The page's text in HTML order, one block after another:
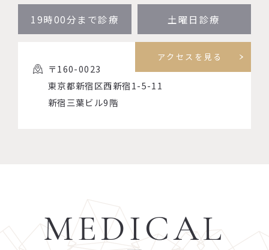
19時00分まで診療 土曜日診療
アクセスを見る
〒160-0023
東京都新宿区西新宿1-5-11
新宿三葉ビル9階
MEDICAL